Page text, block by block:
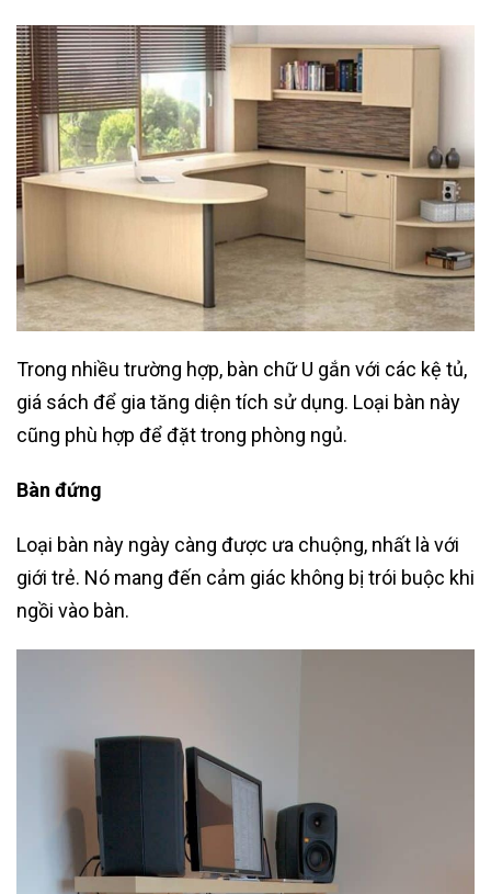
Trong nhiều trường hợp, bàn chữ U gắn với các kệ tủ,
giá sách để gia tăng diện tích sử dụng. Loại bàn này
cũng phù hợp để đặt trong phòng ngủ.
Bàn đứng
Loại bàn này ngày càng được ưa chuộng, nhất là với
giới trẻ. Nó mang đến cảm giác không bị trói buộc khi
ngồi vào bàn.